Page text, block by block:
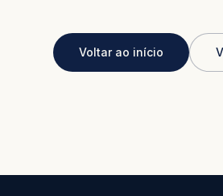
Voltar ao início